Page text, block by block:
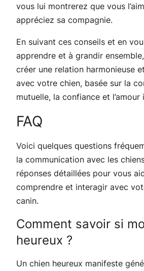
vous lui montrerez que vous
appréciez sa compagnie.
En suivant ces conseils et en
apprendre et à grandir
créer une relation harmonieuse
avec votre chien, basée sur la
mutuelle, la confiance et
FAQ
Voici quelques questions
la communication avec les
réponses détaillées pour vous
comprendre et interagir avec
canin.
Comment savoir si
heureux ?
Un chien heureux manifeste